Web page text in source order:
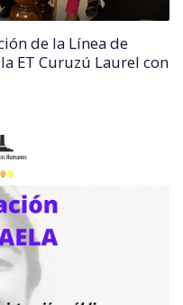
de la Línea de
ET Curuzú Laurel con